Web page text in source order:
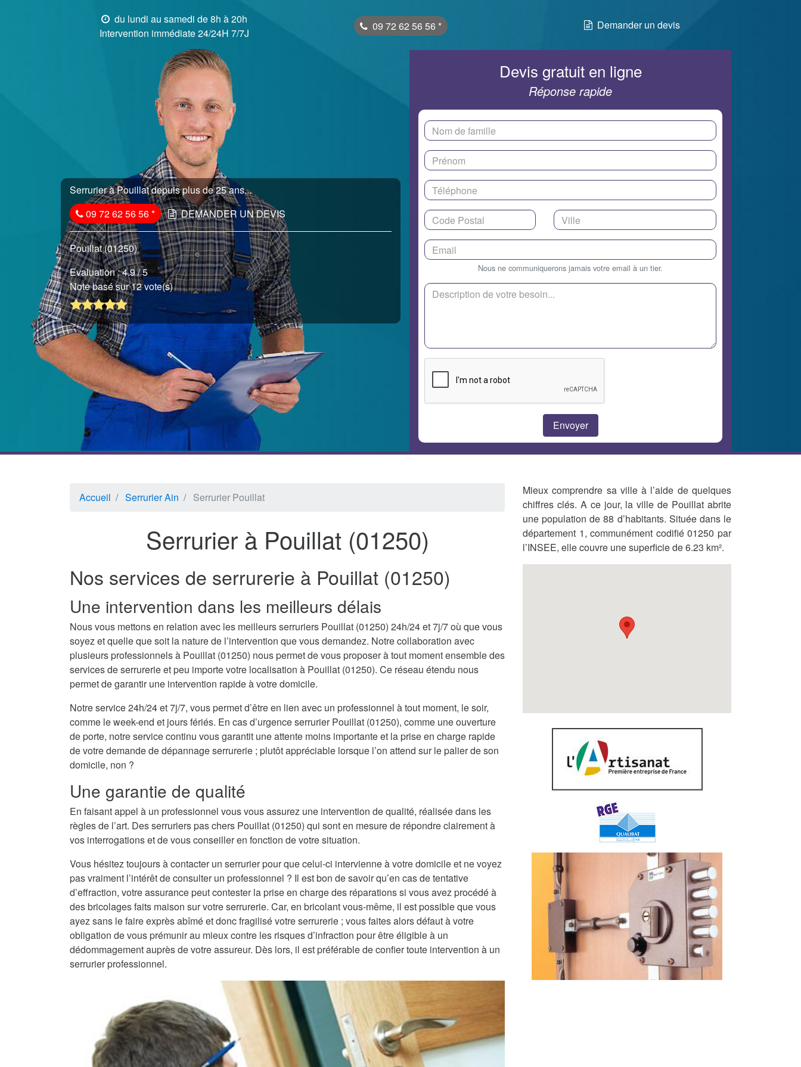
du lundi au samedi de 8h à 20h
Intervention immédiate 24/24H 7/7J
09 72 62 56 56 * Demander un devis
Serrurier à Pouillat depuis plus de 25 ans...
09 72 62 56 56* DEMANDER UN DEVIS
Pouillat (01250)
Evaluation :4.9/ 5
Note basé sur 12 vote(s)
Devis gratuit en ligne
Réponse rapide
Nous ne communiquerons jamais votre email à un tier.
Accueil Serrurier Ain Serrurier Pouillat
Serrurier à Pouillat (01250)
Nos services de serrurerie à Pouillat (01250)
Une intervention dans les meilleurs délais
Nous vous mettons en relation avec les meilleurs serruriers Pouillat (01250) 24h/24 et 7j/7 où que vous
soyez et quelle que soit la nature de l’intervention que vous demandez. Notre collaboration avec
plusieurs professionnels à Pouillat (01250) nous permet de vous proposer à tout moment ensemble des
services de serrurerie et peu importe votre localisation à Pouillat (01250). Ce réseau étendu nous
permet de garantir une intervention rapide à votre domicile.
Notre service 24h/24 et 7j/7, vous permet d’être en lien avec un professionnel à tout moment, le soir,
comme le week-end et jours fériés. En cas d’urgence serrurier Pouillat (01250), comme une ouverture
de porte, notre service continu vous garantit une attente moins importante et la prise en charge rapide
de votre demande de dépannage serrurerie ; plutôt appréciable lorsque l’on attend sur le palier de son
domicile, non ?
Une garantie de qualité
En faisant appel à un professionnel vous vous assurez une intervention de qualité, réalisée dans les
règles de l’art. Des serruriers pas chers Pouillat (01250) qui sont en mesure de répondre clairement à
vos interrogations et de vous conseiller en fonction de votre situation.
Vous hésitez toujours à contacter un serrurier pour que celui-ci intervienne à votre domicile et ne voyez
pas vraiment l’intérêt de consulter un professionnel ? Il est bon de savoir qu’en cas de tentative
d’effraction, votre assurance peut contester la prise en charge des réparations si vous avez procédé à
des bricolages faits maison sur votre serrurerie. Car, en bricolant vous-même, il est possible que vous
ayez sans le faire exprès abîmé et donc fragilisé votre serrurerie ; vous faites alors défaut à votre
obligation de vous prémunir au mieux contre les risques d’infraction pour être éligible à un
dédommagement auprès de votre assureur. Dès lors, il est préférable de confier toute intervention à un
serrurier professionnel.
Mieux comprendre sa ville à l’aide de quelques
chiffres clés. A ce jour, la ville de Pouillat abrite
une population de 88 d’habitants. Située dans le
département 1, communément codifié 01250 par
l’INSEE, elle couvre une superficie de 6.23 km².